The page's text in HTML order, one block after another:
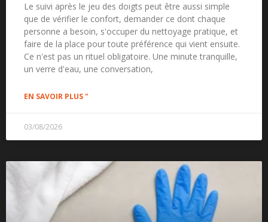
Le suivi après le jeu des doigts peut être aussi simple
que de vérifier le confort, demander ce dont chaque
personne a besoin, s'occuper du nettoyage pratique, et
faire de la place pour toute préférence qui vient ensuite.
Ce n'est pas un rituel obligatoire. Une minute tranquille,
un verre d'eau, une conversation,
EN SAVOIR PLUS "
03/08/2026